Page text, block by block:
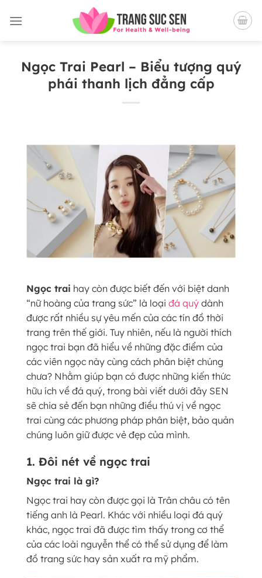
qua
Ngọc Trai Pearl – Biểu tượng quý
phái thanh lịch đẳng cấp
Ngọc trai hay còn được biết đến với biệt danh
“nữ hoàng của trang sức” là loại đá quý dành
được rất nhiều sự yêu mến của các tín đồ thời
trang trên thế giới. Tuy nhiên, nếu là người thích
ngọc trai bạn đã hiểu về những đặc điểm của
các viên ngọc này cùng cách phân biệt chúng
chưa? Nhằm giúp bạn có được những kiến thức
hữu ích về đá quý, trong bài viết dưới đây SEN
sẽ chia sẻ đến bạn những điều thú vị về ngọc
trai cùng các phương pháp phân biệt, bảo quản
chúng luôn giữ được vẻ đẹp của mình.
1. Đôi nét về ngọc trai
Ngọc trai là gì?
Ngọc trai hay còn được gọi là Trân châu có tên
tiếng anh là Pearl. Khác với nhiều loại đá quý
khác, ngọc trai đã được tìm thấy trong cơ thể
của các loài nguyễn thể có thể sử dụng để làm
đồ trang sức hay sản xuất ra mỹ phẩm.